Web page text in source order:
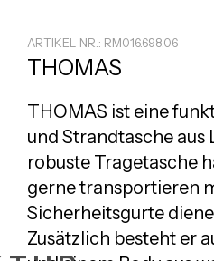
ARTIKEL-NR.: RM016.698.06
THOMAS
THOMAS ist eine
und Strandtasche aus
robuste Tragetasche
gerne transportieren
Sicherheitsgurte
Zusätzlich besteht er